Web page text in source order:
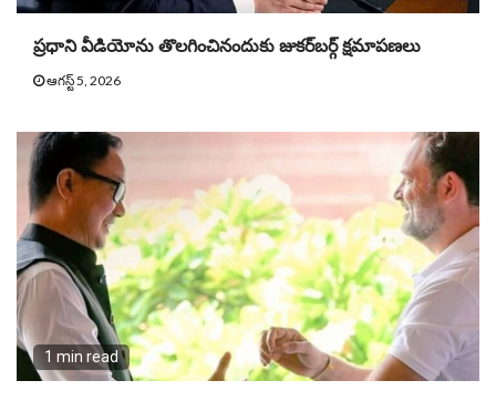
ప్రధాని వీడియోను తొలగించినందుకు జుకర్‌బర్గ్ క్షమాపణలు
ఆగస్ట్ 5, 2026
1 min read